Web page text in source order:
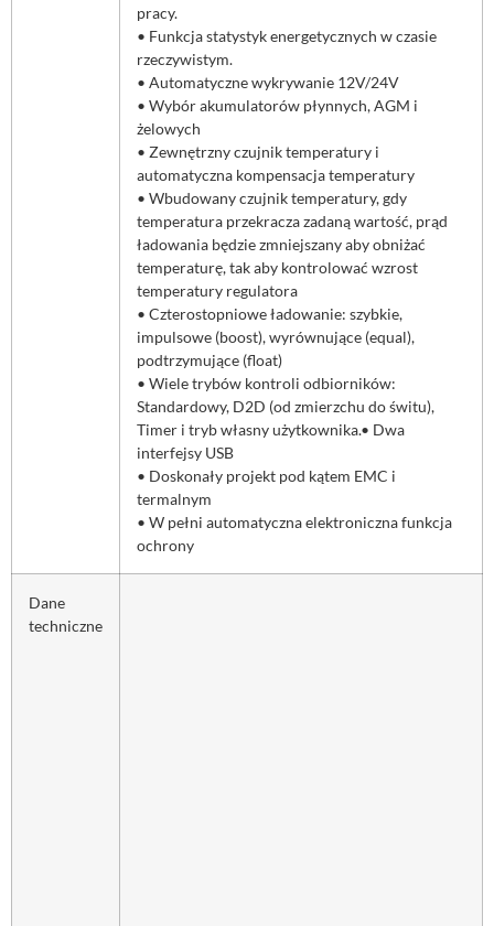
pracy.
• Funkcja statystyk energetycznych w czasie
rzeczywistym.
• Automatyczne wykrywanie 12V/24V
• Wybór akumulatorów płynnych, AGM i
żelowych
• Zewnętrzny czujnik temperatury i
automatyczna kompensacja temperatury
• Wbudowany czujnik temperatury, gdy
temperatura przekracza zadaną wartość, prąd
ładowania będzie zmniejszany aby obniżać
temperaturę, tak aby kontrolować wzrost
temperatury regulatora
• Czterostopniowe ładowanie: szybkie,
impulsowe (boost), wyrównujące (equal),
podtrzymujące (float)
• Wiele trybów kontroli odbiorników:
Standardowy, D2D (od zmierzchu do świtu),
Timer i tryb własny użytkownika.• Dwa
interfejsy USB
• Doskonały projekt pod kątem EMC i
termalnym
• W pełni automatyczna elektroniczna funkcja
ochrony
Dane
techniczne